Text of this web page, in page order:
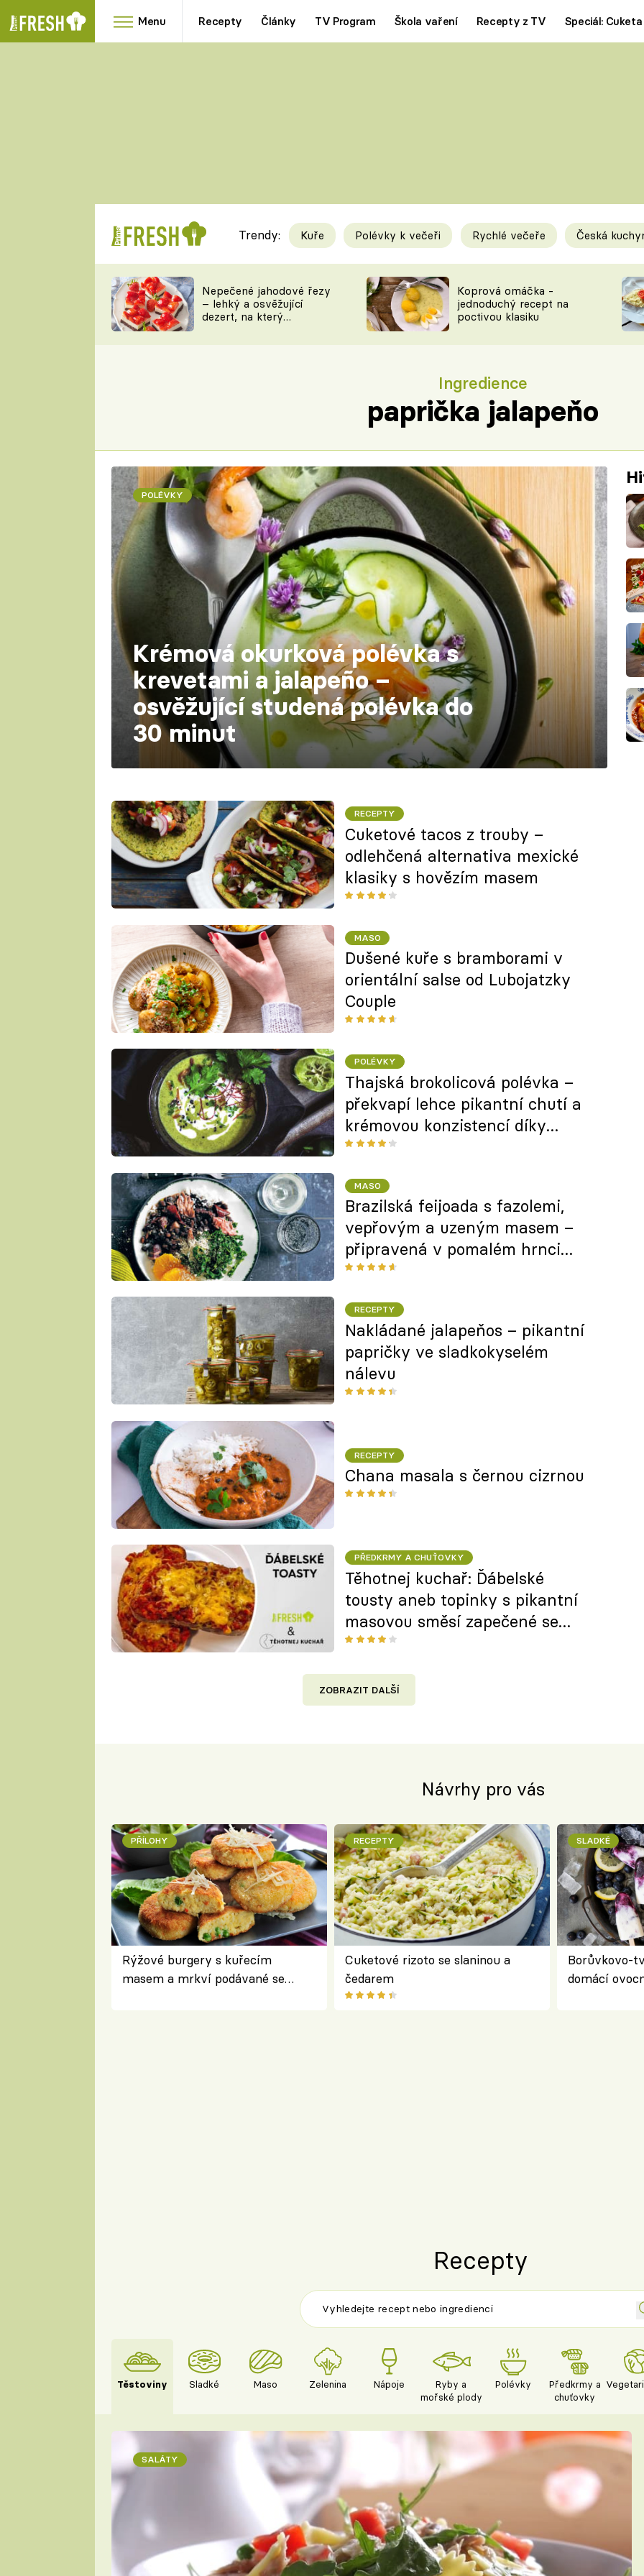
Menu Recepty Články TV Program Škola vaření Recepty z TV Speciál: Cuketa
RYCHLOVKY
Videorecepty
TEĎ VAŘÍ ŠÉF!
Tipy a triky
KAM ZA JÍDLEM
Trendy: Kuře Polévky k večeři Rychlé večeře Česká
Nepečené jahodové řezy
– lehký a osvěžující
dezert, na který
Koprová omáčka -
jednoduchý recept na
poctivou klasiku
Ingredience
paprička jalapeňo
POLÉVKY
Krémová okurková polévka s
krevetami a jalapeño –
osvěžující studená polévka do
30 minut
RECEPTY
Cuketové tacos z trouby –
odlehčená alternativa mexické
klasiky s hovězím masem
MASO
Dušené kuře s bramborami v
orientální salse od Lubojatzky
Couple
POLÉVKY
Thajská brokolicová polévka –
překvapí lehce pikantní chutí a
krémovou konzistencí díky
kokosovému mléku
MASO
Brazilská feijoada s fazolemi,
vepřovým a uzeným masem –
připravená v pomalém hrnci
nebo na sporáku
RECEPTY
Nakládané jalapeňos – pikantní
papričky ve sladkokyselém
nálevu
RECEPTY
Chana masala s černou cizrnou
PŘEDKRMY A CHUŤOVKY
Těhotnej kuchař: Ďábelské
tousty aneb topinky s pikantní
masovou směsí zapečené se
sýrem
ZOBRAZIT DALŠÍ
Návrhy pro vás
PŘÍLOHY
Rýžové burgery s kuřecím
masem a mrkví podávané se
RECEPTY
Cuketové rizoto se slaninou a
čedarem
SLADKÉ
Borůvkovo-
domácí
Recepty
Těstoviny Sladké Maso Zelenina Nápoje
Ryby a
mořské plody
Polévky
Předkrmy a
chuťovky
SALÁTY